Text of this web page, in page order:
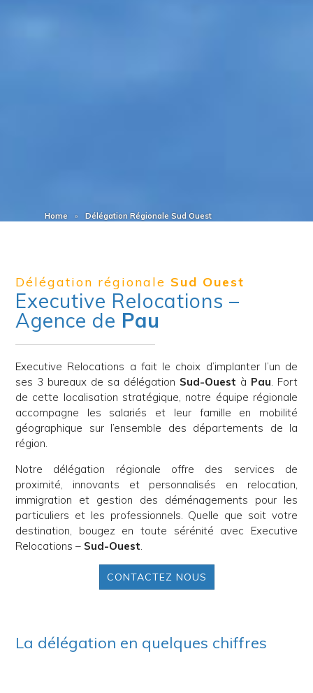
Home Délégation Régionale Sud Ouest
Délégation régionale Sud Ouest
Executive Relocations –
Agence de Pau
Executive Relocations a fait le choix d’implanter l’un de
ses 3 bureaux de sa délégation Sud-Ouest à Pau . Fort
de cette localisation stratégique, notre équipe régionale
accompagne les salariés et leur famille en mobilité
géographique sur l’ensemble des départements de la
région.
Notre délégation régionale offre des services de
proximité, innovants et personnalisés en relocation,
immigration et gestion des déménagements pour les
particuliers et les professionnels. Quelle que soit votre
destination, bougez en toute sérénité avec Executive
Relocations – Sud-Ouest
CONTACTEZ NOUS
La délégation en quelques chiffres